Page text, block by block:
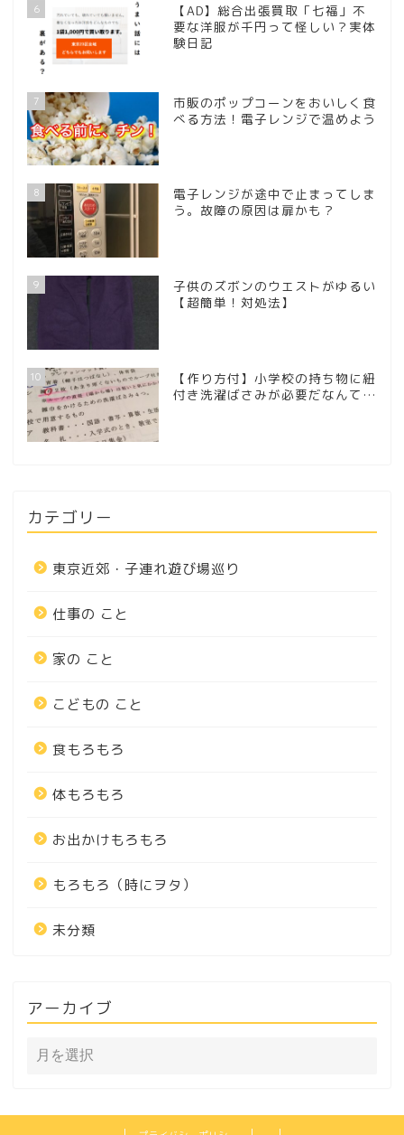
6
【AD】総合出張買取「七福」不
要な洋服が千円って怪しい？実体
験日記
7
市販のポップコーンをおいしく食
べる方法！電子レンジで温めよう
8
電子レンジが途中で止まってしま
う。故障の原因は扉かも？
9
子供のズボンのウエストがゆるい
【超簡単！対処法】
10
【作り方付】小学校の持ち物に紐
付き洗濯ばさみが必要だなんて…
カテゴリー
東京近郊・子連れ遊び場巡り
仕事の こと
家の こと
こどもの こと
食もろもろ
体もろもろ
お出かけもろもろ
もろもろ（時にヲタ）
未分類
アーカイブ